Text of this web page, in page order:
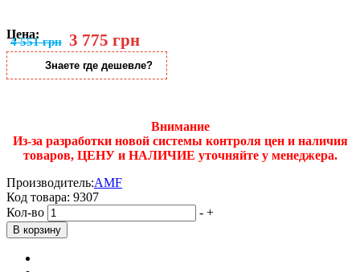
Цена:
4 551 грн 3 775 грн
Знаете где дешевле?
Внимание
Из-за разработки новой системы контроля цен и наличия
товаров, ЦЕНУ и НАЛИЧИЕ уточняйте у менеджера.
Производитель:AMF
Код товара: 9307
Кол-во
- +